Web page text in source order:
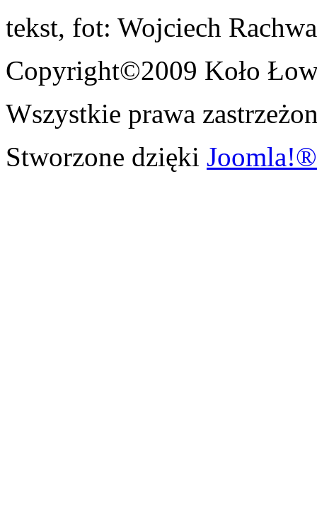
tekst, fot: Wojciech
Copyright©2009 Koło
Wszystkie prawa
Stworzone dzięki Joomla!®